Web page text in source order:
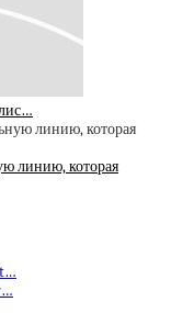
линию, которая